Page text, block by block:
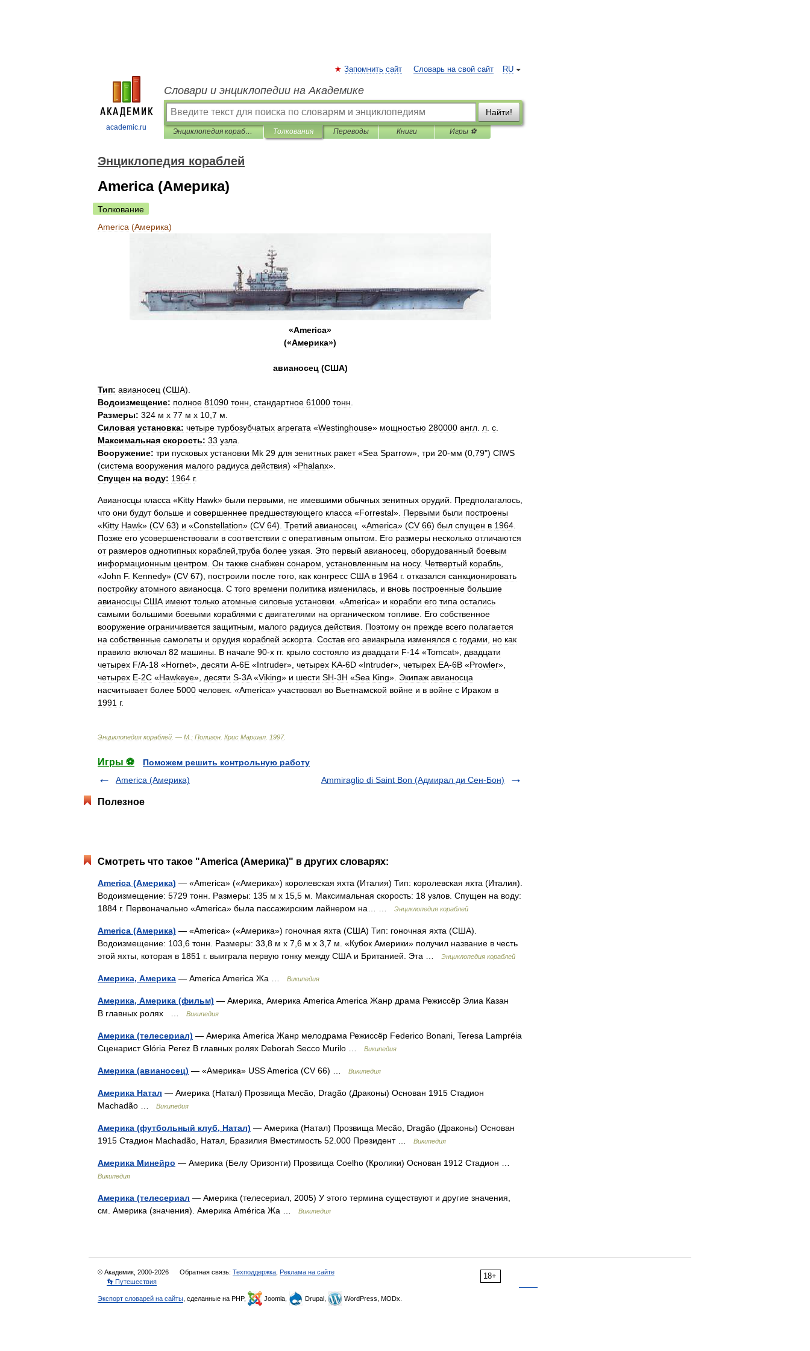
academic.ru
RU
Запомнить сайт Словарь на свой сайт
Словари и энциклопедии на Академике
Найти!
Энциклопедия кораблей Толкования Переводы Книги Игры ⚽
Энциклопедия кораблей
America (Америка)
Толкование
America (Америка)
«America»
(«Америка»)
авианосец(США)
Тип: авианосец (США).
Водоизмещение: полное 81090 тонн стандартное 61000 тонн
Размеры: 324 м х 77 м х 10 7 м
Силовая установка: четыре турбозубчатых агрегата «Westinghouse» мощностью 280000 англ л с
Максимальная скорость: 33 узла
Вооружение: три пусковых установки Mk 29 для зенитных ракет«Sea Sparrow», три 20-мм (0 79") CIWS
(система вооружения малого радиуса действия) «Phalanx».
Спущен на воду: 1964 г.
Авианосцы класса «Kitty Hawk» были первыми не имевшими обычных зенитных орудий Предполагалось
что они будут больше и совершеннее предшествующего класса «Forrestal». Первыми были построены
«Kitty Hawk» (CV 63) и «Constellation» (CV 64). Третий авианосец «America» (CV 66) был спущен в 1964
Позже его усовершенствовали в соответствии с оперативным опытом Его размеры несколько отличаются
от размеров однотипных кораблей труба более узкая Это первый авианосец оборудованный боевым
информационным центром Он также снабжен сонаром установленным на носу. Четвертый корабль
«John F. Kennedy» (CV 67), построили после того как конгресс США в 1964 г. отказался санкционировать
постройку атомного авианосца С того времени политика изменилась и вновь построенные большие
авианосцы США имеют только атомные силовые установки . «America» и корабли его типа остались
самыми большими боевыми кораблями с двигателями на органическом топливе Его собственное
вооружение ограничивается защитным малого радиуса действия Поэтому он прежде всего полагается
на собственные самолеты и орудия кораблей эскорта Состав его авиакрыла изменялся с годами но как
правило включал 82 машины В начале 90-х гг. крыло состояло из двадцати F-14 «Tomcat», двадцати
четырех F/A-18 «Hornet», десяти А-6Е «Intruder», четырех KA-6D «Intruder», четырех ЕА-6В «Prowler»,
четырех Е-2С «Hawkeye», десяти S-3A«Viking» и шести SH-3H «Sea King». Экипаж авианосца
насчитывает более 5000 человек . «America» участвовал во Вьетнамской войне и в войне с Ираком в
1991 г.
Энциклопедия кораблей . — М : Полигон Крис Маршал 1997.
Игры ⚽
Поможем решить контрольную работу
America (Америка)
Ammiraglio di Saint Bon (Адмирал ди Сен-Бон)
Полезное
Смотреть что такое "America (Америка)" в других словарях:
America (Америка) — «America» («Америка») королевская яхта (Италия) Тип: королевская яхта (Италия).
Водоизмещение: 5729 тонн. Размеры: 135 м х 15,5 м. Максимальная скорость: 18 узлов. Спущен на воду:
1884 г. Первоначально «America» была пассажирским лайнером на… …
Энциклопедия кораблей
America (Америка) — «America» («Америка») гоночная яхта (США) Тип: гоночная яхта (США).
Водоизмещение: 103,6 тонн. Размеры: 33,8 м х 7,6 м х 3,7 м. «Кубок Америки» получил название в честь
этой яхты, которая в 1851 г. выиграла первую гонку между США и Британией. Эта …
Энциклопедия кораблей
Америка, Америка — America America Жа … Википедия
Америка, Америка (фильм) — Америка, Америка America America Жанр драма Режиссёр Элиа Казан
В главных ролях …
Википедия
Америка (телесериал) — Америка America Жанр мелодрама Режиссёр Federico Bonani, Teresa Lampréia
Сценарист Glória Perez В главных ролях Deborah Secco Murilo …
Википедия
Америка (авианосец) — «Америка» USS America (CV 66) … Википедия
Америка Натал — Америка (Натал) Прозвища Mecão, Dragão (Драконы) Основан 1915 Стадион
Machadão …
Википедия
Америка (футбольный клуб, Натал) — Америка (Натал) Прозвища Mecão, Dragão (Драконы) Основан
1915 Стадион Machadão, Натал, Бразилия Вместимость 52.000 Президент …
Википедия
Америка Минейро — Америка (Белу Оризонти) Прозвища Coelho (Кролики) Основан 1912 Стадион …
Википедия
Америка (телесериал — Америка (телесериал, 2005) У этого термина существуют и другие значения,
см. Америка (значения). Америка América Жа …
Википедия
18+
© Академик, 2000-2026 Обратная связь: Техподдержка Реклама на сайте
👣 Путешествия
Экспорт словарей на сайты , сделанные на PHP, Joomla, Drupal, WordPress, MODx.